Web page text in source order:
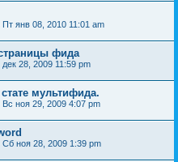
Пт янв 08, 2010 11:01 am
фида
28, 2009 11:59 pm
мультифида.
Вс ноя 29, 2009 4:07 pm
Сб ноя 28, 2009 1:39 pm